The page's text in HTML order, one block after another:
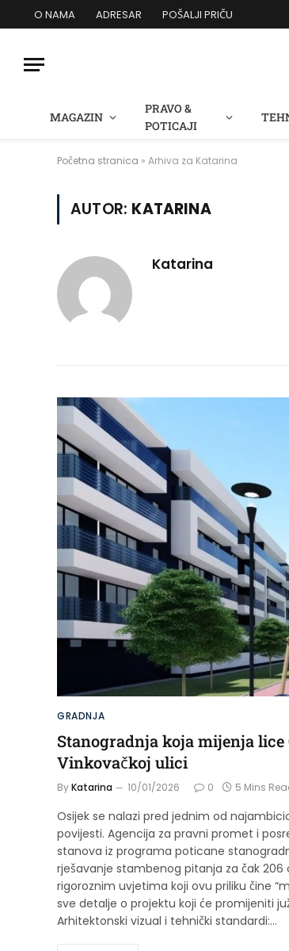
O NAMA ADRESAR POŠALJI PRIČU
MAGAZIN
PRAVO &
POTICAJI
Početna stranica » Arhiva za Katarina
AUTOR: KATARINA
Katarina
GRADNJA
Stanogradnja koja mijenja
Vinkovačkoj ulici
ByKatarina 10/01/2026 0 5 Mins
Osijek se nalazi pred jednim od
povijesti. Agencija za pravni promet i
stanova iz programa poticane
rješavanje stambenog pitanja za čak
rigoroznim uvjetima koji ovu priliku čine
sve detalje o projektu koji će promijeniti
Arhitektonski vizual i tehnički standardi:…